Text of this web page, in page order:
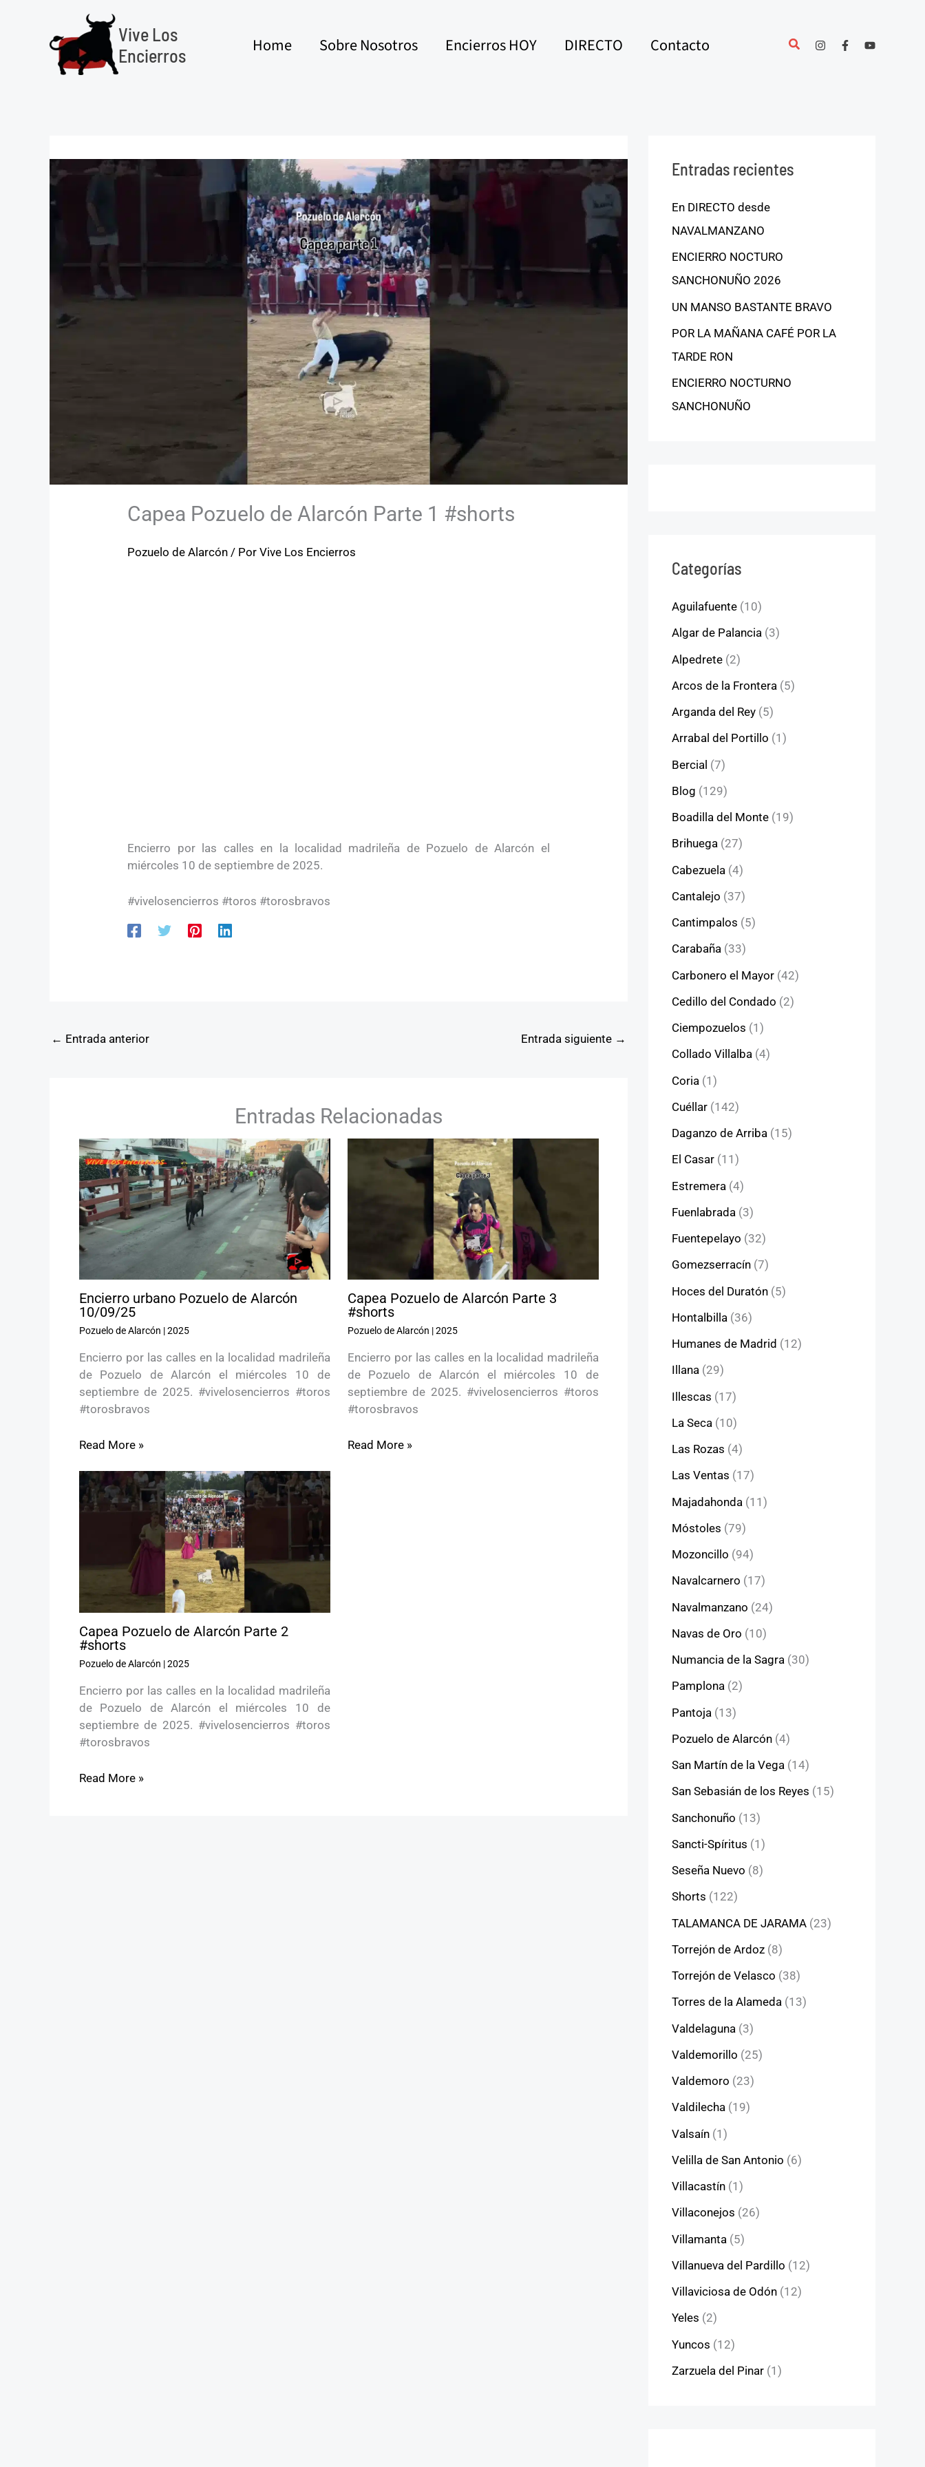
contenido
Vive Los
Encierros
Home Sobre Nosotros Encierros HOY DIRECTO Contacto
Capea Pozuelo de Alarcón Parte 1 #shorts
Pozuelo de Alarcón / PorVive Los Encierros
Encierro por las calles en la localidad madrileña de Pozuelo de Alarcón el
miércoles 10 de septiembre de 2025.
#vivelosencierros #toros #torosbravos
← Entrada anterior Entrada siguiente →
Entradas Relacionadas
Encierro urbano Pozuelo de Alarcón
10/09/25
Pozuelo de Alarcón |2025
Encierro por las calles en la localidad madrileña
de Pozuelo de Alarcón el miércoles 10 de
septiembre de 2025. #vivelosencierros #toros
#torosbravos
Read More »
Capea Pozuelo de Alarcón Parte 3
#shorts
Pozuelo de Alarcón |2025
Encierro por las calles en la localidad madrileña
de Pozuelo de Alarcón el miércoles 10 de
septiembre de 2025. #vivelosencierros #toros
#torosbravos
Read More »
Capea Pozuelo de Alarcón Parte 2
#shorts
Pozuelo de Alarcón |2025
Encierro por las calles en la localidad madrileña
de Pozuelo de Alarcón el miércoles 10 de
septiembre de 2025. #vivelosencierros #toros
#torosbravos
Read More »
Entradas recientes
En DIRECTO desde
NAVALMANZANO
ENCIERRO NOCTURO
SANCHONUÑO 2026
UN MANSO BASTANTE BRAVO
POR LA MAÑANA CAFÉ POR LA
TARDE RON
ENCIERRO NOCTURNO
SANCHONUÑO
Categorías
Aguilafuente (10)
Algar de Palancia (3)
Alpedrete (2)
Arcos de la Frontera (5)
Arganda del Rey (5)
Arrabal del Portillo (1)
Bercial (7)
Blog (129)
Boadilla del Monte (19)
Brihuega (27)
Cabezuela (4)
Cantalejo (37)
Cantimpalos (5)
Carabaña (33)
Carbonero el Mayor (42)
Cedillo del Condado (2)
Ciempozuelos (1)
Collado Villalba (4)
Coria (1)
Cuéllar (142)
Daganzo de Arriba (15)
El Casar (11)
Estremera (4)
Fuenlabrada (3)
Fuentepelayo (32)
Gomezserracín (7)
Hoces del Duratón (5)
Hontalbilla (36)
Humanes de Madrid (12)
Illana (29)
Illescas (17)
La Seca (10)
Las Rozas (4)
Las Ventas (17)
Majadahonda (11)
Móstoles (79)
Mozoncillo (94)
Navalcarnero (17)
Navalmanzano (24)
Navas de Oro (10)
Numancia de la Sagra (30)
Pamplona (2)
Pantoja (13)
Pozuelo de Alarcón (4)
San Martín de la Vega (14)
San Sebasián de los Reyes (15)
Sanchonuño (13)
Sancti-Spíritus (1)
Seseña Nuevo (8)
Shorts (122)
TALAMANCA DE JARAMA (23)
Torrejón de Ardoz (8)
Torrejón de Velasco (38)
Torres de la Alameda (13)
Valdelaguna (3)
Valdemorillo (25)
Valdemoro (23)
Valdilecha (19)
Valsaín (1)
Velilla de San Antonio (6)
Villacastín (1)
Villaconejos (26)
Villamanta (5)
Villanueva del Pardillo (12)
Villaviciosa de Odón (12)
Yeles (2)
Yuncos (12)
Zarzuela del Pinar (1)